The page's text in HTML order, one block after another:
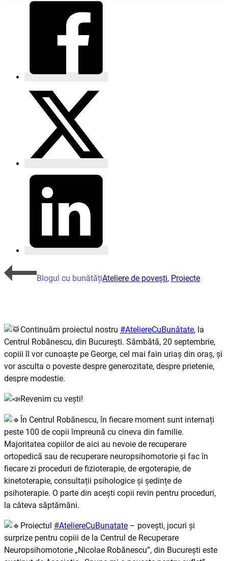
Blogul cu bunătățiAteliere de povești, Proiecte
Continuăm proiectul nostru #AteliereCuBunătate, la
Centrul Robănescu, din București. Sâmbătă, 20 septembrie,
copiii îl vor cunoaște pe George, cel mai fain uriaș din oraș, și
vor asculta o poveste despre generozitate, despre prietenie,
despre modestie.
Revenim cu vești!
În Centrul Robănescu, în fiecare moment sunt internați
peste 100 de copii împreună cu cineva din familie.
Majoritatea copiilor de aici au nevoie de recuperare
ortopedică sau de recuperare neuropsihomotorie și fac în
fiecare zi proceduri de fizioterapie, de ergoterapie, de
kinetoterapie, consultații psihologice și ședințe de
psihoterapie. O parte din acești copii revin pentru proceduri,
la câteva săptămâni.
Proiectul #AteliereCuBunatate – povești, jocuri și
surprize pentru copiii de la Centrul de Recuperare
Neuropsihomotorie „Nicolae Robănescu”, din București este